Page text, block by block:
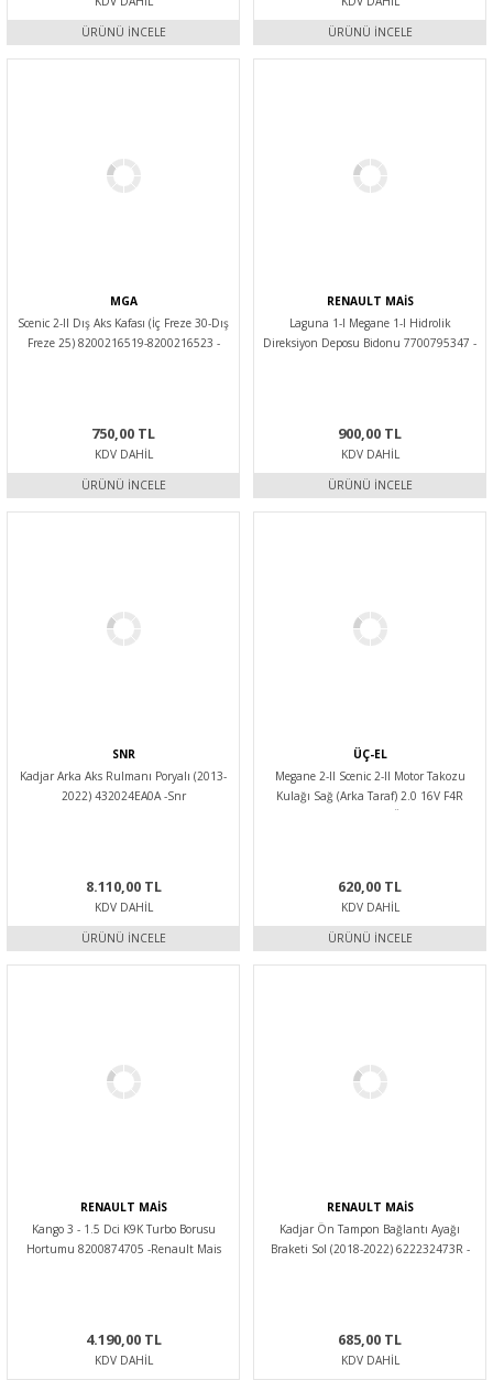
ÜRÜNÜ İNCELE
ÜRÜNÜ İNCELE
MGA
Scenic 2-II Dış Aks Kafası (İç Freze 30-Dış
Freze 25) 8200216519-8200216523 -
750,00 TL
KDV DAHIL
ÜRÜNÜ İNCELE
RENAULT MAİS
Laguna 1-I Megane 1-I Hidrolik
Direksiyon Deposu Bidonu 7700795347 -
900,00 TL
KDV DAHIL
ÜRÜNÜ İNCELE
SNR
Kadjar Arka Aks Rulmanı Poryalı (2013-
2022) 432024EA0A -Snr
8.110,00 TL
KDV DAHIL
ÜRÜNÜ İNCELE
ÜÇ-EL
Megane 2-II Scenic 2-II Motor Takozu
Kulağı Sağ (Arka Taraf) 2.0 16V F4R
620,00 TL
KDV DAHIL
ÜRÜNÜ İNCELE
RENAULT MAİS
Kango 3 - 1.5 Dci K9K Turbo Borusu
Hortumu 8200874705 -Renault Mais
4.190,00 TL
KDV DAHIL
RENAULT MAİS
Kadjar Ön Tampon Bağlantı Ayağı
Braketi Sol (2018-2022) 622232473R -
685,00 TL
KDV DAHIL